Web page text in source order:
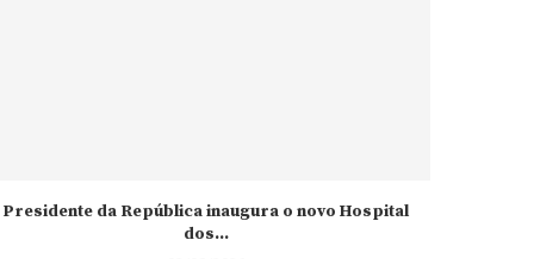
Presidente da República inaugura o novo Hospital
dos...